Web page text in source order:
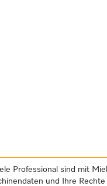
Professional sind mit
und Ihre